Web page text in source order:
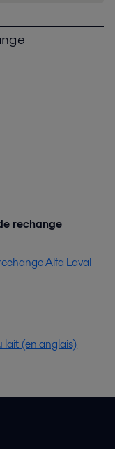
rechange
Alfa Laval
lait (en anglais)